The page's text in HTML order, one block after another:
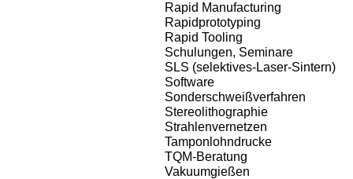
Rapid Manufacturing
Rapidprototyping
Rapid Tooling
Schulungen, Seminare
SLS (selektives-Laser-Sintern)
Software
Sonderschweißverfahren
Stereolithographie
Strahlenvernetzen
Tamponlohndrucke
TQM-Beratung
Vakuumgießen